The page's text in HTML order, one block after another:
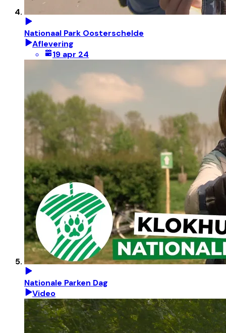
Nationaal Park Oosterschelde
Aflevering
19 apr 24
Nationale Parken Dag
Video